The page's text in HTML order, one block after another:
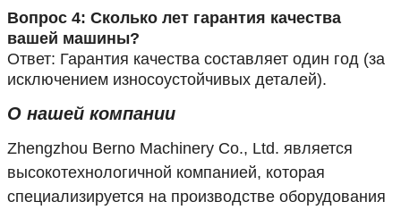
Вопрос 4: Сколько лет гарантия качества
вашей машины?
Ответ: Гарантия качества составляет один год (за
исключением износоустойчивых деталей).
О нашей компании
Zhengzhou Berno Machinery Co., Ltd. является
высокотехнологичной компанией, которая
специализируется на производстве оборудования